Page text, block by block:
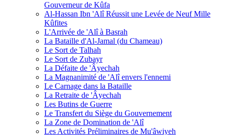
Gouverneur de Kûfa
Al-Hassan Ibn 'Alî Réussit une Levée de Neuf Mille
Kûfites
L'Arrivée de 'Alî à Basrah
La Bataille d'Al-Jamal (du Chameau)
Le Sort de Talhah
Le Sort de Zubayr
La Défaite de 'Âyechah
La Magnanimité de 'Alî envers l'ennemi
Le Carnage dans la Bataille
La Retraite de 'Âyechah
Les Butins de Guerre
Le Transfert du Siège du Gouvernement
La Zone de Domination de 'Alî
Les Activités Préliminaires de Mu'âwiyeh